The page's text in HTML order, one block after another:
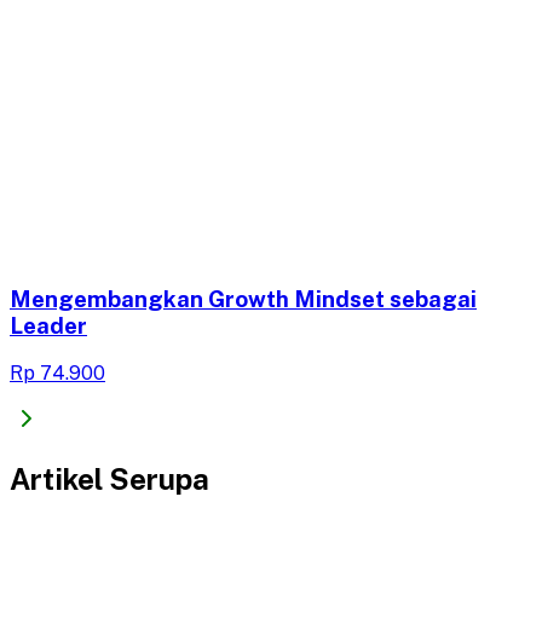
Mengembangkan Growth Mindset sebagai
Leader
Rp 74.900
Artikel Serupa